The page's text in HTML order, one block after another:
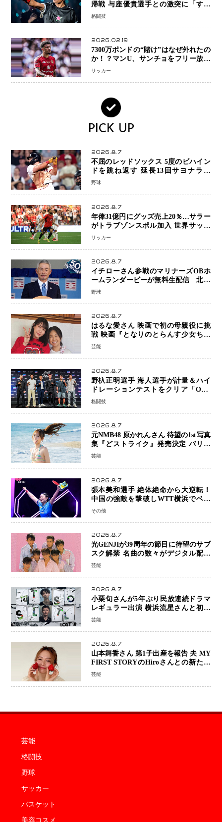
帰戦 与座優貴選手との激突に「すべ
ての技術を見せたい」
格闘技
2026.02.19
7300万ポンドの“賭け”はなぜ外れたの
か！？マンU、サンチョをフリー放出
へ・・・補強戦略の転換点に
サッカー
PICK UP
2026.8.7
不屈のレッドソックス 5度のビハイン
ドを跳ね返す 延長13回サヨナラ勝
ち 吉田正尚選手も2安打1打点で貢献 4
野球
2026.8.7
年俸31億円にグッズ売上20％…サラー
がトラブゾンスポル加入 世界サッカ
ーは「五大リーグ一強」から新時代へ
サッカー
2026.8.7
イチローさん参戦のマリナーズOBホ
ームランダービーが無料生配信 北米
ならではの“魅せる興行”に世界が注目
野球
2026.8.7
はるな愛さん 映画で初の母親役に挑
戦 映画『となりのとらんす少女ちゃ
ん』11月7日公開 未来の自分との対話
芸能
2026.8.7
野杁正明選手 海人選手が計量＆ハイ
ドレーションテストをクリア「ONE
SAMURAI 2」決戦へ万全の準備整う
格闘技
2026.8.7
元NMB48 原かれんさん 待望の1st写真
集『どストライク』発売決定 バリで
魅せる25歳の新境地
芸能
2026.8.7
張本美和選手 絶体絶命から大逆転！
中国の強敵を撃破しWTT横浜でベス
ト8進出
その他
2026.8.7
光GENJIが39周年の節目に待望のサブ
スク解禁 名曲の数々がデジタル配信
へ 40周年へ向け1年間で全作品を順次
芸能
2026.8.7
小栗旬さんが5年ぶり民放連続ドラマ
レギュラー出演 横浜流星さんと初共
演『LOST10』で異色バディ結成
芸能
2026.8.7
山本舞香さん 第1子出産を報告 夫 MY
FIRST STORYのHiroさんとの新たな
家族生活「母子ともに健康」
芸能
芸能
格闘技
野球
サッカー
バスケット
美容コスメ